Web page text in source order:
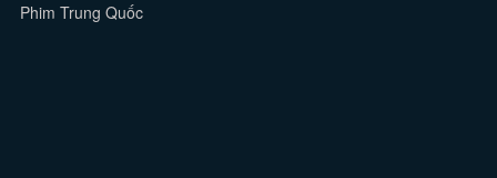
Phim Trung Quốc